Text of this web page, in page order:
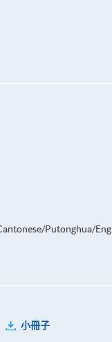
Putonghua/Eng
小冊子